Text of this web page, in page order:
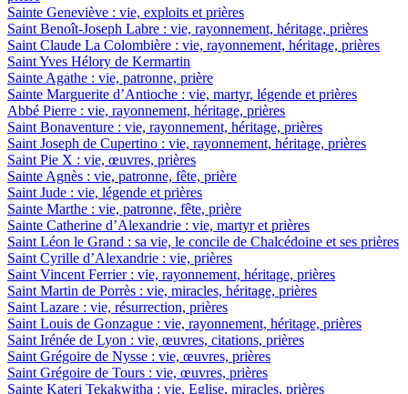
Sainte Geneviève : vie, exploits et prières
Saint Benoît-Joseph Labre : vie, rayonnement, héritage, prières
Saint Claude La Colombière : vie, rayonnement, héritage, prières
Saint Yves Hélory de Kermartin
Sainte Agathe : vie, patronne, prière
Sainte Marguerite d’Antioche : vie, martyr, légende et prières
Abbé Pierre : vie, rayonnement, héritage, prières
Saint Bonaventure : vie, rayonnement, héritage, prières
Saint Joseph de Cupertino : vie, rayonnement, héritage, prières
Saint Pie X : vie, œuvres, prières
Sainte Agnès : vie, patronne, fête, prière
Saint Jude : vie, légende et prières
Sainte Marthe : vie, patronne, fête, prière
Sainte Catherine d’Alexandrie : vie, martyr et prières
Saint Léon le Grand : sa vie, le concile de Chalcédoine et ses prières
Saint Cyrille d’Alexandrie : vie, prières
Saint Vincent Ferrier : vie, rayonnement, héritage, prières
Saint Martin de Porrès : vie, miracles, héritage, prières
Saint Lazare : vie, résurrection, prières
Saint Louis de Gonzague : vie, rayonnement, héritage, prières
Saint Irénée de Lyon : vie, œuvres, citations, prières
Saint Grégoire de Nysse : vie, œuvres, prières
Saint Grégoire de Tours : vie, œuvres, prières
Sainte Kateri Tekakwitha : vie, Eglise, miracles, prières